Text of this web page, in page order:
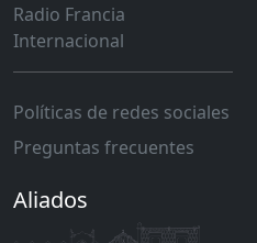
Radio Francia
Internacional
Políticas de redes sociales
Preguntas frecuentes
Aliados